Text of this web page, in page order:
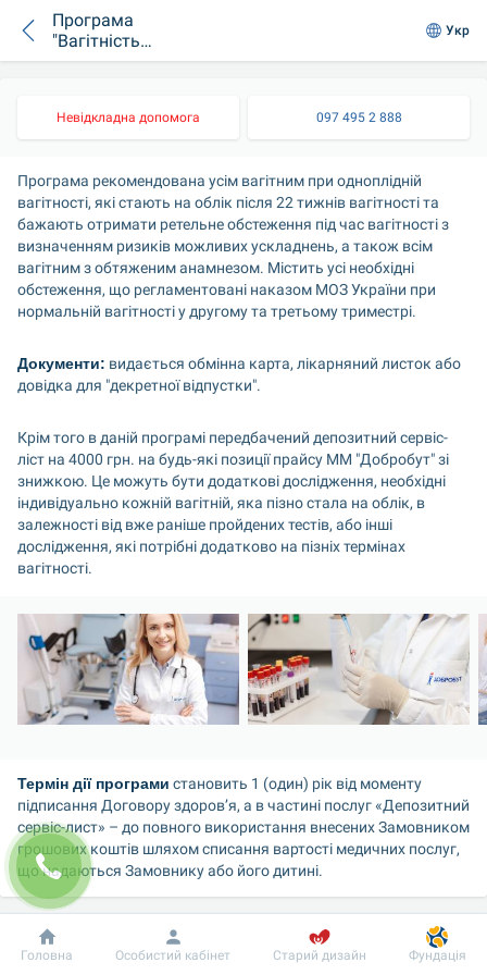
Програма
"Вагітність
одноплідна" при
Укр
Невідкладна допомога 097 495 2 888
Програма рекомендована усім вагітним при одноплідній
вагітності, які стають на облік після 22 тижнів вагітності та
бажають отримати ретельне обстеження під час вагітності з
визначенням ризиків можливих ускладнень, а також всім
вагітним з обтяженим анамнезом. Містить усі необхідні
обстеження, що регламентовані наказом МОЗ України при
нормальній вагітності у другому та третьому триместрі.
Документи: видається обмінна карта, лікарняний листок або
довідка для "декретної відпустки".
Крім того в даній програмі передбачений депозитний сервіс-
ліст на 4000 грн. на будь-які позиції прайсу ММ "Добробут" зі
знижкою. Це можуть бути додаткові дослідження, необхідні
індивідуально кожній вагітній, яка пізно стала на облік, в
залежності від вже раніше пройдених тестів, або інші
дослідження, які потрібні додатково на пізніх термінах
вагітності.
Термін дії програми становить 1 (один) рік від моменту
підписання Договору здоров’я, а в частині послуг «Депозитний
сервіс-лист» – до повного використання внесених Замовником
грошових коштів шляхом списання вартості медичних послуг,
що надаються Замовнику або його дитині.
дружині при такому важливому події ще більше зближують
пару. Майбутня мама відчуває себе в безпеці, а майбутній тато
Добробут Інформація Пацієнту
Головна Особистий кабінет Старий дизайн Фундація